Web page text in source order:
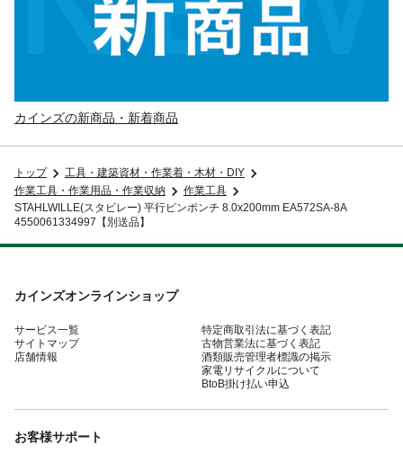
カインズの新商品・新着商品
トップ
工具・建築資材・作業着・木材・DIY
作業工具・作業用品・作業収納
作業工具
STAHLWILLE(スタビレー) 平行ピンポンチ 8.0x200mm EA572SA-8A
4550061334997【別送品】
カインズオンラインショップ
サービス一覧
サイトマップ
店舗情報
特定商取引法に基づく表記
古物営業法に基づく表記
酒類販売管理者標識の掲示
家電リサイクルについて
BtoB掛け払い申込
お客様サポート